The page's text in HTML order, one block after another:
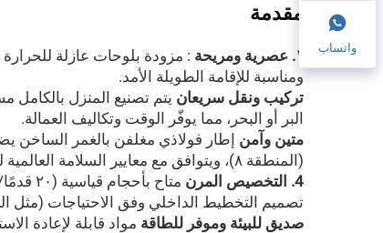
مقدمة
١. عصرية ومريحة
: مزودة بلوحات عازلة للحرارة
ومناسبة للإقامة الطويلة الأمد.
تركيب ونقل سريعان
البر أو البحر، مما يوفّر الوقت وتكاليف العمالة.
متين وآمن
(المنطقة ٨)، ويتوافق مع معايير السلامة العالمية للمباني.
4. التخصيص المرن
تصميم التخطيط الداخلي وفق الاحتياجات (مثل
صديق للبيئة وموفر للطاقة مواد قابلة لإعادة
واتساب